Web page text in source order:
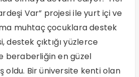
Var” projesi ile yurt içi ve
muhtaç çocuklara destek
destek çıktığı yüzlerce
beraberliğin en güzel
oldu. Bir üniversite kenti olan